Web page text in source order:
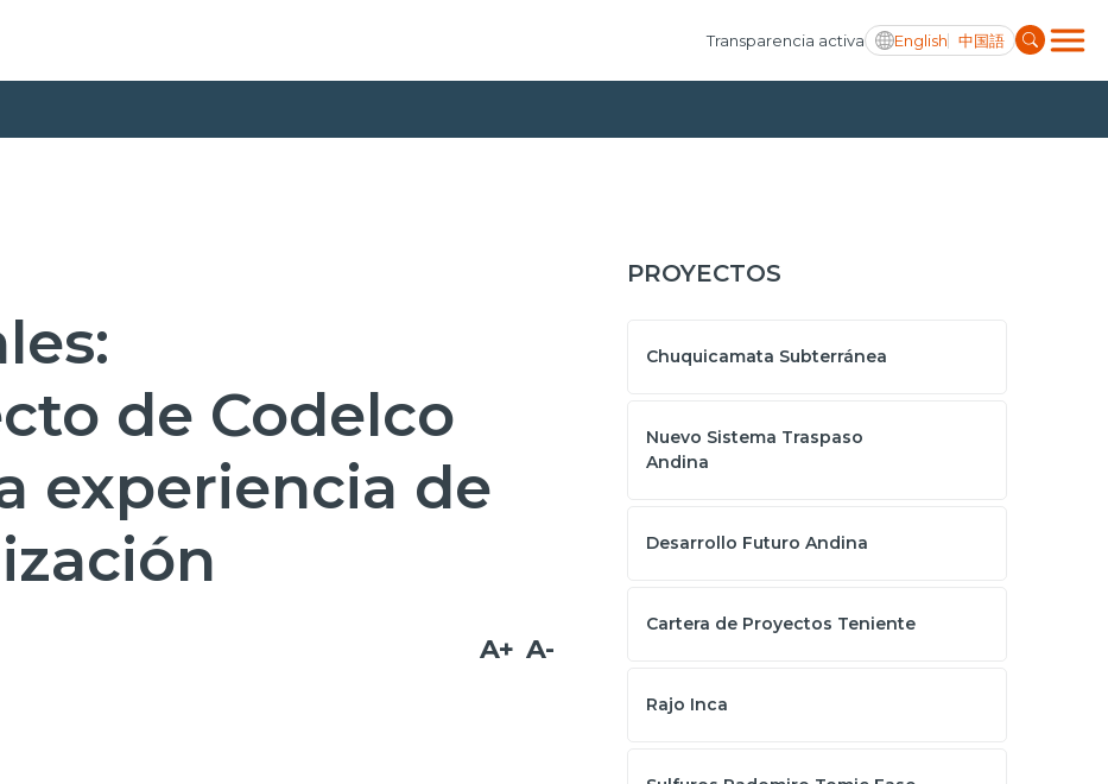
Transparencia activa English 中国語
de Codelco
experiencia de
A+ A-
PROYECTOS
Chuquicamata Subterránea
Nuevo Sistema Traspaso
Andina
Desarrollo Futuro Andina
Cartera de Proyectos Teniente
Rajo Inca